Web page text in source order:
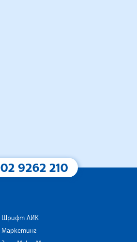
02 9262 210
Шрифт ЛИК
Маркетинг